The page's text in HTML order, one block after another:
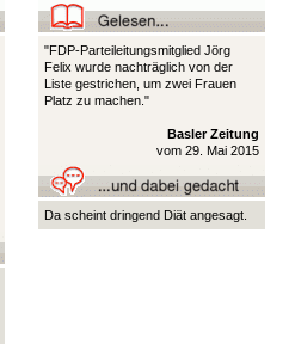
"FDP-Parteileitungsmitglied Jörg
Felix wurde nachträglich von der
Liste gestrichen, um zwei Frauen
Platz zu machen."
Basler Zeitung
vom 29. Mai 2015
Da scheint dringend Diät angesagt.